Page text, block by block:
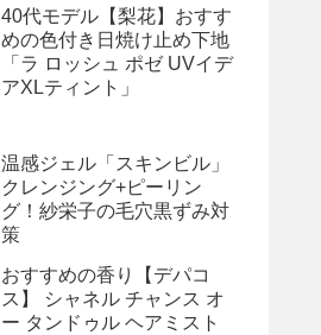
40代モデル【梨花】おすす
めの色付き日焼け止め下地
「ラ ロッシュ ポゼ UVイデ
アXLティント」
温感ジェル「スキンビル」
クレンジング+ピーリン
グ！紗栄子の毛穴黒ずみ対
策
おすすめの香り【デパコ
ス】 シャネル チャンス オ
ー タンドゥル ヘアミスト